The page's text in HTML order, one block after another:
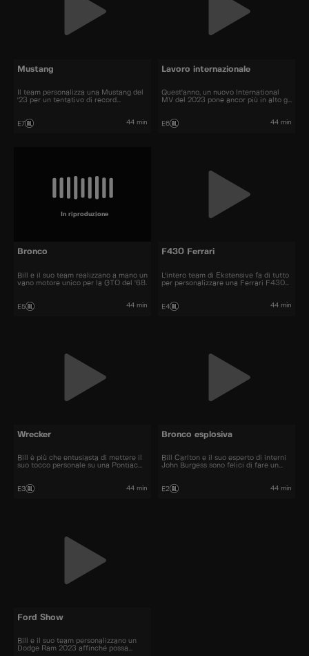
Mustang
Il team personalizza una Mustang del
'23 per un tentativo di record
E7 44 min
Lavoro internazionale
Quest'anno, un nuovo International
MV del 2023 pone ancor più in alto gli
E6 44 min
In riproduzione
Bronco
Bill e il suo team realizzano a mano un
vano motore unico per la GTO del '68.
E5 44 min
F430 Ferrari
L'intero team di Ekstensive fa di tutto
per personalizzare una Ferrari F430
E4 44 min
Wrecker
Bill è più che entusiasta di mettere il
suo tocco personale su una Pontiac
E3 44 min
Bronco esplosiva
Bill Carlton e il suo esperto di interni
John Burgess sono felici di fare un
E2 44 min
Ford Show
Bill e il suo team personalizzano un
Dodge Ram 2023 affinché possa